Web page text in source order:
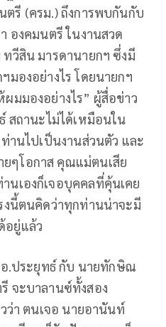
รี (ครม.) ถึงการพบกันกับ
องคมนตรี ในงานสวด
วีสิน มารดานายกฯ ซึ่งมี
มองอย่างไร โดยนายกฯ
มมองอย่างไร” ผู้สื่อข่าว
สถานะไม่ได้เหมือนใน
านไปเป็นงานส่วนตัว และ
ๆโอกาส คุณแม่ตนเสีย
นเองก็เจอบุคคลที่คุ้นเคย
งนี้ตนคิดว่าทุกท่านน่าจะมี
อยู่แล้ว
อ.ประยุทธ์ กับ นายทักษิณ
จะบาลานซ์ทั้งสอง
ว่า ตนเจอ นายอานันท์